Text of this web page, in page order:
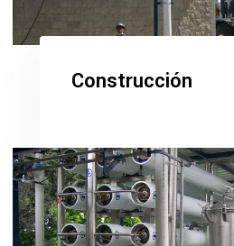
Construcción